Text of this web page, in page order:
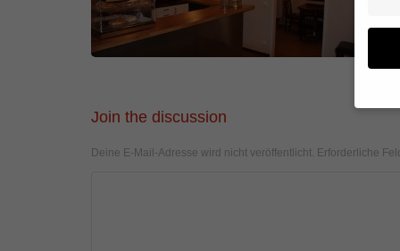
Join the discussion
Deine E-Mail-Adresse wird nicht veröffentlicht. Erforderliche